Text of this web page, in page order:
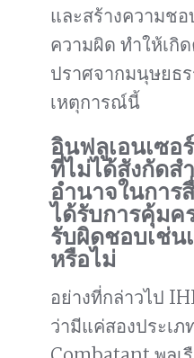
และสร้างความช
ความผิด ทำให้เกิ
ปราศจากมนุษยธ
เหตุการณ์นี้
อินฟลูเอนเซ
ที่ไม่ได้สังกัดส
อำนาจในการ
ได้รับการคุ้มค
รับผิดชอบเช่น
หรือไม่
อย่างที่กล่าวไป
ว่ามีแค่สองประเ